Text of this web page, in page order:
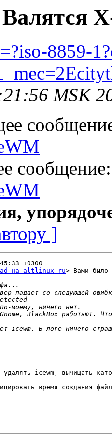
Валятся
=?iso-8859-
MSK
]
+0300
на altlinux.ru> Вами было
icewm, вычищать
время создания